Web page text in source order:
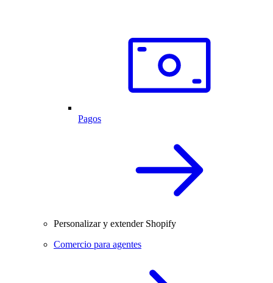
Pagos
Personalizar y extender Shopify
Comercio para agentes